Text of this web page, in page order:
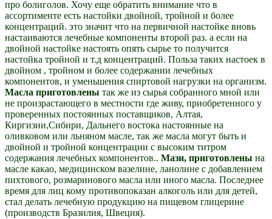
про болиголов. Хочу еще обратить внимание что в
ассортименте есть настойки двойной, тройной и более
концентраций. это значит что на первичной настойке вновь
настаиваются лечебные компоненты второй раз. а если на
двойной настойке настоять опять сырье то получится
настойка тройной и т.д концентраций. Польза таких настоек в
двойном , тройном и более содержании лечебных
компонентов, и уменьшения спиртовой нагрузки на организм.
Масла приготовлены так же из сырья собранного мной или
не произрастающего в местности где живу, приобретенного у
проверенных постоянных поставщиков, Алтая,
Киргизии,Сибири, Дальнего востока настоянные на
оливковом или льняном масле, так же масла могут быть и
двойной и тройной концентрации с высоким титром
содержания лечебных компонентов.. Мази, приготовлены на
масле какао, медицинском вазелине, ланолине с добавлением
пихтового, розмаринового масла или иного масла. Последнее
время для лиц кому противопоказан алкоголь или для детей,
стал делать лечебную продукцию на пищевом глицерине
(производств Бразилия, Швеция).